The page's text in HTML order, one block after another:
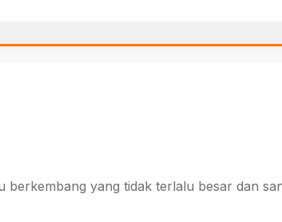
berkembang yang tidak terlalu besar dan